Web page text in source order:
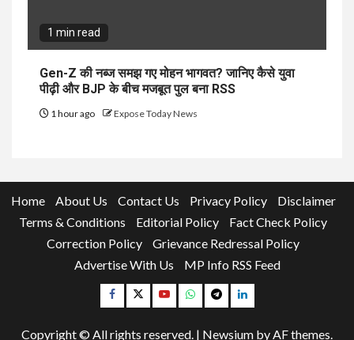
1 min read
Gen-Z की नब्ज समझ गए मोहन भागवत? जानिए कैसे युवा
पीढ़ी और BJP के बीच मजबूत पुल बना RSS
1 hour ago Expose Today News
Home About Us Contact Us Privacy Policy
Disclaimer
Terms & Conditions
Editorial Policy
Fact Check Policy
Correction Policy
Grievance Redressal Policy
Advertise With Us
MP Info RSS Feed
Facebook
TwitterYouTubeWhatsapp
TelegramLinkedin
Copyright © All rights reserved. | Newsium by AF themes.